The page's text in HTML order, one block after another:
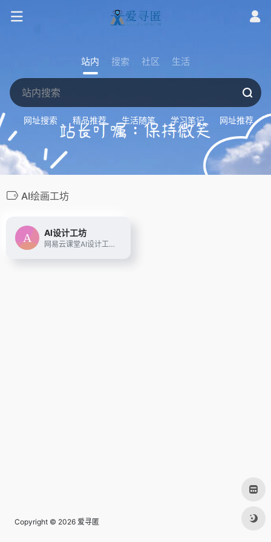
站内 搜索 社区 生活
网址搜索 精品推荐 生活随笔 学习笔记 网址推荐
AI绘画工坊
AI设计工坊
网易云课堂AI设计工坊，是面向AI绘画设计师的一站式学习、创作、分享、接单平台。这里有：便捷的云端Stable Diffusion工具，免安装部署、笔记本/MAC/平板都可轻松生图；多个专业设计领域的Checkpoint和LoRA风格模型，免下载、一键使用；在线模型训练工具，定制专属人物/风格/IP；以及持续更新的丰富插件。另外，你还可以在这里学习AI设计专业课程，深入掌握AI绘画技能；在社区分享交流AI绘画作品和设计作品集、与同学们一起进步提升；发现兼职接单机会，实现技能变现。
Copyright © 2026 爱寻匿